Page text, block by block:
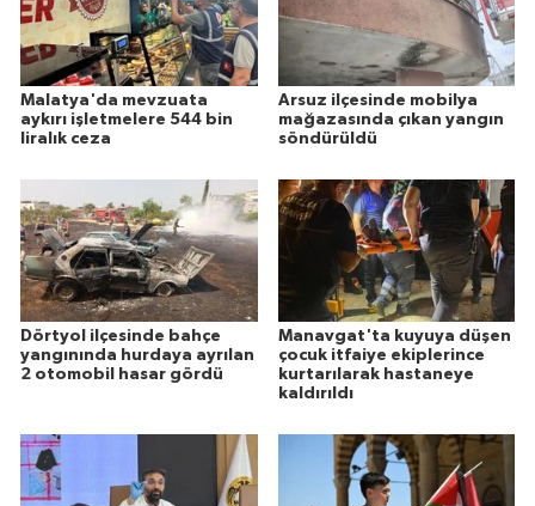
Malatya'da mevzuata
aykırı işletmelere 544 bin
liralık ceza
Arsuz ilçesinde mobilya
mağazasında çıkan yangın
söndürüldü
Dörtyol ilçesinde bahçe
yangınında hurdaya ayrılan
2 otomobil hasar gördü
Manavgat'ta kuyuya düşen
çocuk itfaiye ekiplerince
kurtarılarak hastaneye
kaldırıldı